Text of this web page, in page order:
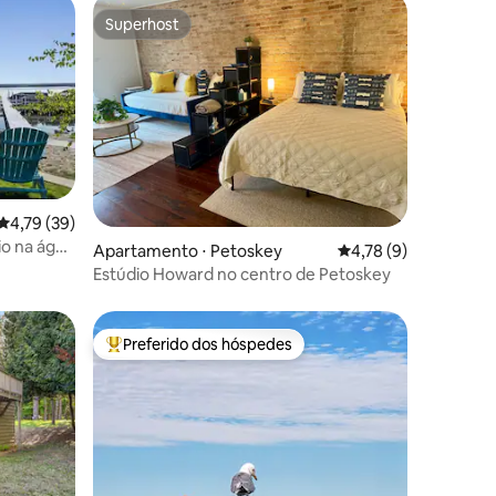
de uma avaliação média de 5, 39 avaliações
4,79 (39)
na água
Superhost
Superhost
Apartamento ⋅ Petoskey 4,78 de uma
4,78 (9)
Estúdio Howard no centro de Petoskey
Entre os melhores preferidos dos hóspedes
Preferido dos hóspedes